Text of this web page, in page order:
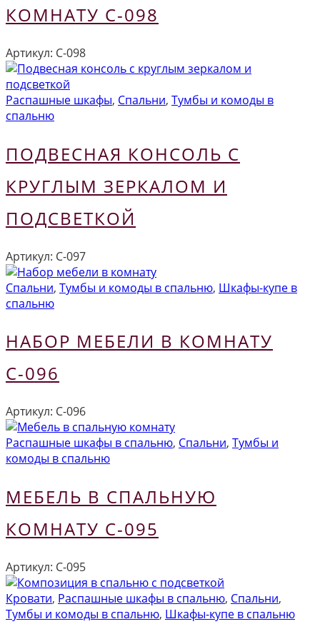
КОМНАТУ С-098
Артикул: С-098
Распашные шкафы, Спальни, Тумбы и комоды в
спальню
ПОДВЕСНАЯ КОНСОЛЬ С
КРУГЛЫМ ЗЕРКАЛОМ И
ПОДСВЕТКОЙ
Артикул: С-097
Спальни, Тумбы и комоды в спальню, Шкафы-купе в
спальню
НАБОР МЕБЕЛИ В КОМНАТУ
С-096
Артикул: С-096
Распашные шкафы в спальню, Спальни, Тумбы и
комоды в спальню
МЕБЕЛЬ В СПАЛЬНУЮ
КОМНАТУ С-095
Артикул: С-095
Кровати, Распашные шкафы в спальню, Спальни,
Тумбы и комоды в спальню, Шкафы-купе в спальню